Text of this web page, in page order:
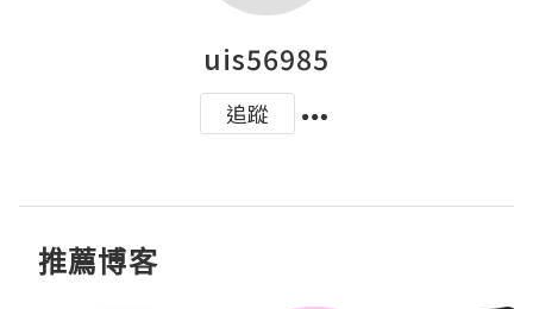
uis56985
追蹤
推薦博客